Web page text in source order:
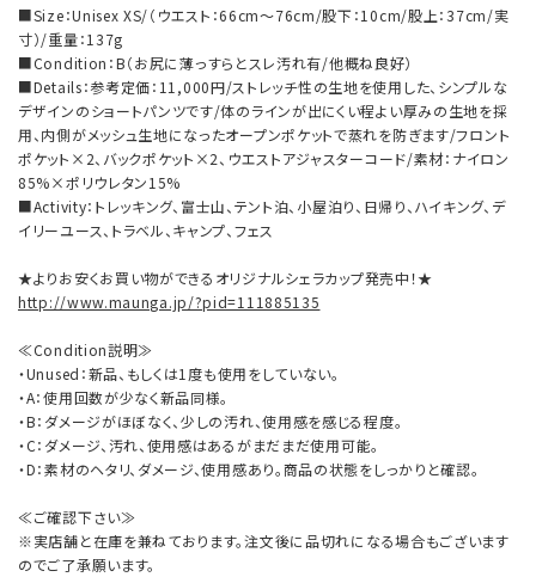
■Size：Unisex XS/（ウエスト：66cm～76cm/股下：10cm/股上：37cm/実
寸）/重量：137g
■Condition：B（お尻に薄っすらとスレ汚れ有/他概ね良好）
■Details：参考定価：11,000円/ストレッチ性の生地を使用した、シンプルな
デザインのショートパンツです/体のラインが出にくい程よい厚みの生地を採
用、内側がメッシュ生地になったオープンポケットで蒸れを防ぎます/フロント
ポケット×2、バックポケット×2、ウエストアジャスターコード/素材：ナイロン
85%×ポリウレタン15%
■Activity：トレッキング、富士山、テント泊、小屋泊り、日帰り、ハイキング、デ
イリーユース、トラベル、キャンプ、フェス
★よりお安くお買い物ができるオリジナルシェラカップ発売中！★
http://www.maunga.jp/?pid=111885135
≪Condition説明≫
・Unused：新品、もしくは1度も使用をしていない。
・A：使用回数が少なく新品同様。
・B：ダメージがほぼなく、少しの汚れ、使用感を感じる程度。
・C：ダメージ、汚れ、使用感はあるがまだまだ使用可能。
・D：素材のヘタリ、ダメージ、使用感あり。商品の状態をしっかりと確認。
≪ご確認下さい≫
※実店舗と在庫を兼ねております。注文後に品切れになる場合もございます
のでご了承願います。